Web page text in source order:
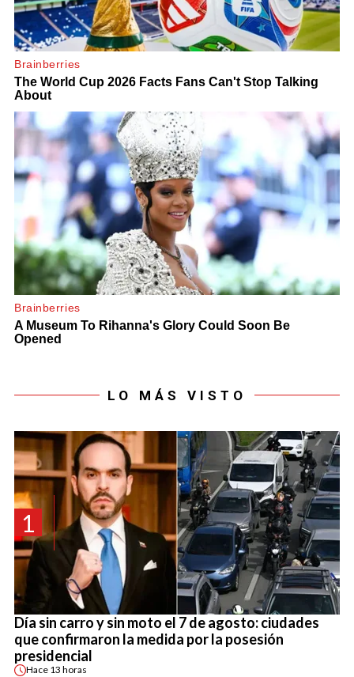
LO MÁS VISTO
1
Día sin carro y sin moto el 7 de agosto: ciudades
que confirmaron la medida por la posesión
presidencial
Hace 13 horas